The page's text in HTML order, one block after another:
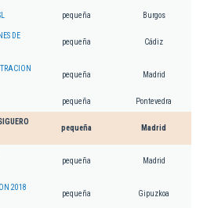
pequeña Burgos
DE
pequeña Cádiz
pequeña Madrid
pequeña Pontevedra
pequeña Madrid
pequeña Madrid
2018
pequeña Gipuzkoa